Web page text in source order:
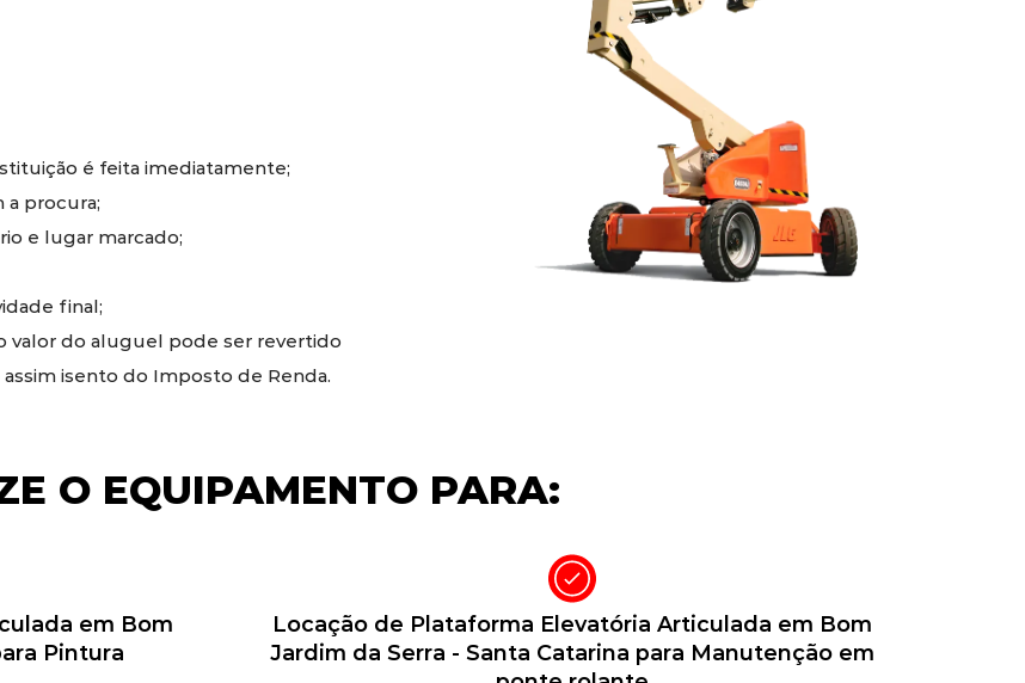
é feita imediatamente;
procura;
e lugar marcado;
final;
valor do aluguel pode ser revertido
isento do Imposto de Renda.
O EQUIPAMENTO PARA:
em Bom
Pintura
Locação de Plataforma Elevatória Articulada em Bom
Jardim da Serra - Santa Catarina para Manutenção em